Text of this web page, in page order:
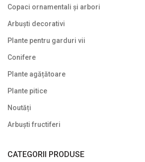
Copaci ornamentali și arbori
Arbuști decorativi
Plante pentru garduri vii
Conifere
Plante agățătoare
Plante pitice
Noutăți
Arbuști fructiferi
CATEGORII PRODUSE